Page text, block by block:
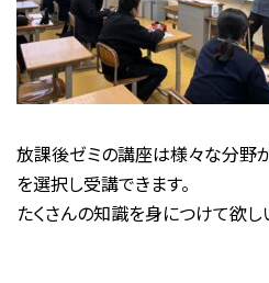
放課後ゼミの講座は様々な分野
を選択し受講できます。
たくさんの知識を身につけて欲し